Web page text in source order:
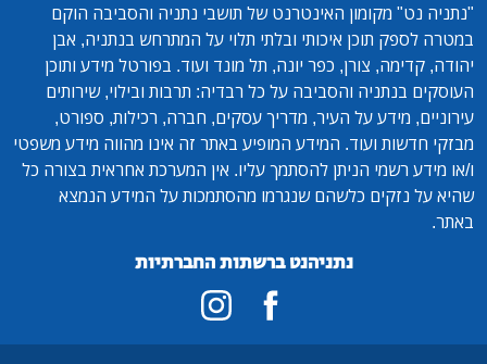
"נתניה נט" מקומון האינטרנט של תושבי נתניה והסביבה הוקם
במטרה לספק תוכן איכותי ובלתי תלוי על המתרחש בנתניה, אבן
יהודה, קדימה, צורן, כפר יונה, תל מונד ועוד. בפורטל מידע ותוכן
העוסקים בנתניה והסביבה על כל רבדיה: תרבות ובילוי, שירותים
עירוניים, מידע על העיר, מדריך עסקים, חברה, רכילות, ספורט,
מבזקי חדשות ועוד. המידע המופיע באתר זה אינו מהווה מידע משפטי
ו/או מידע רשמי הניתן להסתמך עליו. אין המערכת אחראית בצורה כל
שהיא על נזקים כלשהם שנגרמו מהסתמכות על המידע הנמצא
באתר.
נתניהנט ברשתות החברתיות